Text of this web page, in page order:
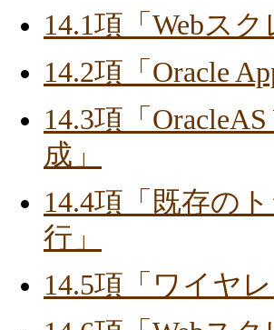
14.1項「Webス
14.2項「Oracle
14.3項「
成」
14.4項「既存の
行」
14.5項「ワイヤ